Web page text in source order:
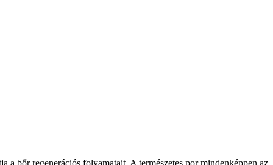
bőr regenerációs folyamatait. A természetes por mindenképpen az